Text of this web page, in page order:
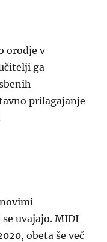
orodje v
ga
prilagajanje
uvajajo. MIDI
obeta še več